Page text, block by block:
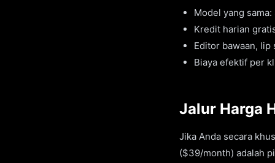
Model yang
Kredit harian
Editor bawaan, lip
Biaya efektif per
Jalur Harga
Jika Anda secara
($39/month) adalah